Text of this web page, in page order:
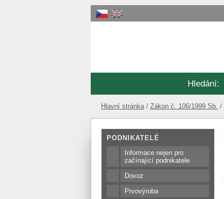
Hledání:
Hlavní stránka Zákon č. 106/1999 Sb.
PODNIKATELÉ
Informace nejen pro
začínající podnikatele
Dovoz
Prvovýroba